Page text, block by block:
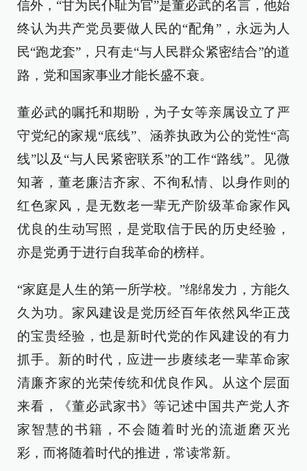
信外，“甘为民仆耻为官”是董必武的名言，他始
终认为共产党员要做人民的“配角”，永远为人
民“跑龙套”，只有走“与人民群众紧密结合”的道
路，党和国家事业才能长盛不衰。
董必武的嘱托和期盼，为子女等亲属设立了严
守党纪的家规“底线”、涵养执政为公的党性“高
线”以及“与人民紧密联系”的工作“路线”。见微
知著，董老廉洁齐家、不徇私情、以身作则的
红色家风，是无数老一辈无产阶级革命家作风
优良的生动写照，是党取信于民的历史经验，
亦是党勇于进行自我革命的榜样。
“家庭是人生的第一所学校。”绵绵发力，方能久
久为功。家风建设是党历经百年依然风华正茂
的宝贵经验，也是新时代党的作风建设的有力
抓手。新的时代，应进一步赓续老一辈革命家
清廉齐家的光荣传统和优良作风。从这个层面
来看，《董必武家书》等记述中国共产党人齐
家智慧的书籍，不会随着时光的流逝磨灭光
彩，而将随着时代的推进，常读常新。